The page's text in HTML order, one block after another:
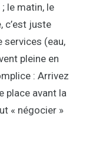
le matin, le
c’est juste
services (eau,
pleine en
: Arrivez
place avant la
« négocier »